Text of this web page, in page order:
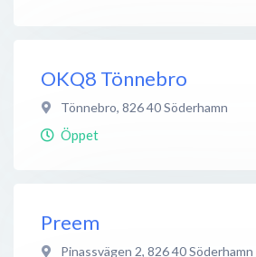
OKQ8 Tönnebro
Tönnebro, 826 40Söderhamn
Öppet
Preem
Pinassvägen 2, 826 40Söderhamn